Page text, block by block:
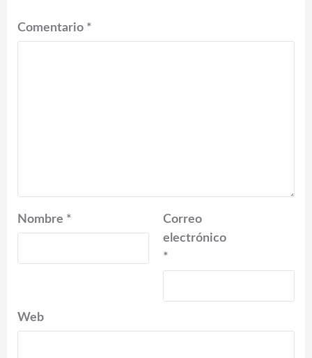
Comentario *
Nombre *
Correo
electrónico
*
Web